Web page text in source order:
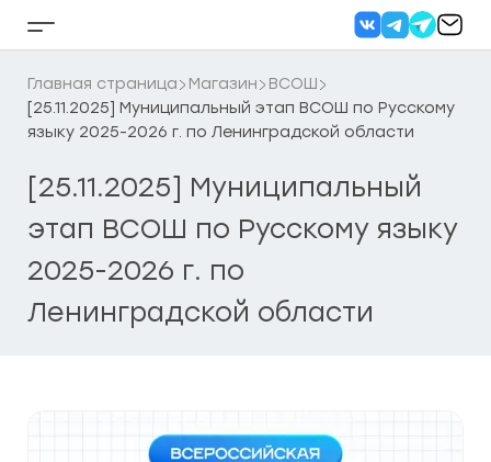
Кнопка
бокового
меню
Главная страница Магазин
ВСОШ
[25.11.2025] Муниципальный этап ВСОШ по Русскому
языку 2025-2026 г. по Ленинградской области
[25.11.2025] Муниципальный
этап ВСОШ по Русскому языку
2025-2026 г. по
Ленинградской области